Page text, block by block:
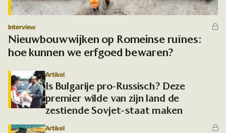
Zoek
Interview
Nieuwbouwwijken op Romeinse ruïnes:
hoe kunnen we erfgoed bewaren?
Artikel
Is Bulgarije pro-Russisch? Deze
premier wilde van zijn land de
zestiende Sovjet-staat maken
Artikel